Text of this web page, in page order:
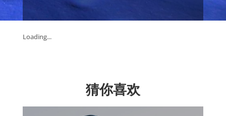
Loading...
猜你喜欢